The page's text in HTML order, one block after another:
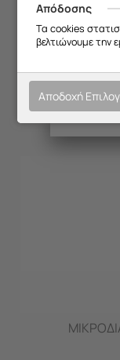
Απόδοσης
Τα cookies
βελτιώνουμε την
Αποδοχή
Θα